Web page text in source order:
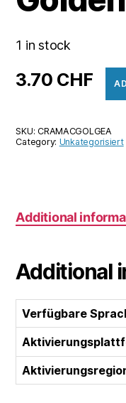
1 in stock
3.70 CHF
SKU:CRAMACGOLGEA
Category: Unkategorisiert
Additional
Additional
Verfügbare